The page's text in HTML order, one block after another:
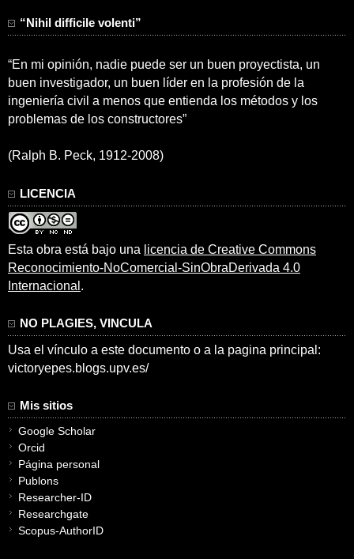
“Nihil difficile volenti”
“En mi opinión, nadie puede ser un buen proyectista, un
buen investigador, un buen líder en la profesión de la
ingeniería civil a menos que entienda los métodos y los
problemas de los constructores”
(Ralph B. Peck, 1912-2008)
LICENCIA
Esta obra está bajo una licencia de Creative Commons
Reconocimiento-NoComercial-SinObraDerivada 4.0
Internacional .
NO PLAGIES, VINCULA
Usa el vínculo a este documento o a la pagina principal:
victoryepes.blogs.upv.es/
Mis sitios
Google Scholar
Orcid
Página personal
Publons
Researcher-ID
Researchgate
Scopus-AuthorID